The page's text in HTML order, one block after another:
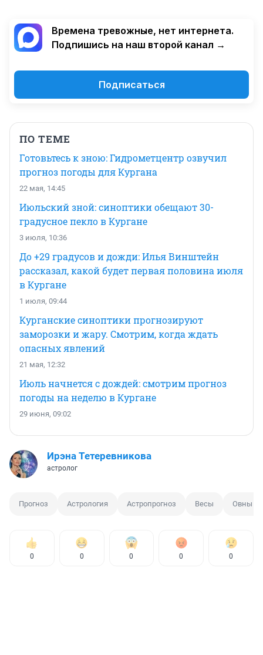
Времена тревожные, нет интернета.
Подпишись на наш второй канал →
Подписаться
ПО ТЕМЕ
Готовьтесь к зною: Гидрометцентр озвучил
прогноз погоды для Кургана
22 мая, 14:45
Июльский зной: синоптики обещают 30-
градусное пекло в Кургане
3 июля, 10:36
До +29 градусов и дожди: Илья Винштейн
рассказал, какой будет первая половина июля
в Кургане
1 июля, 09:44
Курганские синоптики прогнозируют
заморозки и жару. Смотрим, когда ждать
опасных явлений
21 мая, 12:32
Июль начнется с дождей: смотрим прогноз
погоды на неделю в Кургане
29 июня, 09:02
Ирэна Тетеревникова
астролог
Прогноз Астрология Астропрогноз Весы Овны
0 0 0 0 0